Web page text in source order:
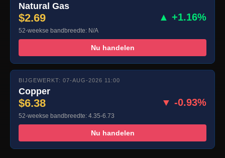
Natural Gas
$2.69 ▲ +1.16%
52-weekse bandbreedte: N/A
Nu handelen
BIJGEWERKT: 07-AUG-2026 11:00
Copper
$6.38 ▼ -0.93%
52-weekse bandbreedte: 4.35-6.73
Nu handelen